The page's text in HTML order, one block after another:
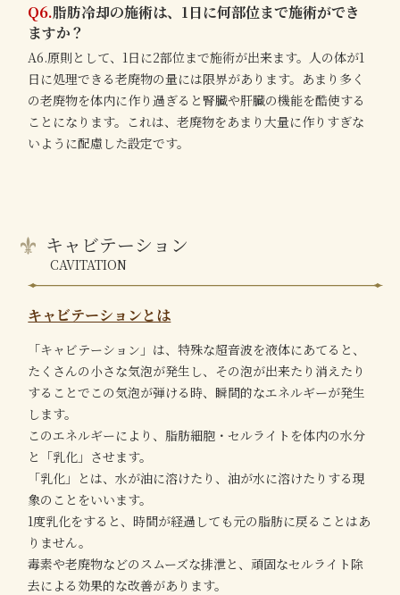
Q6.脂肪冷却の施術は、1日に何部位まで施術ができ
ますか？
A6.原則として、1日に2部位まで施術が出来ます。人の体が1
日に処理できる老廃物の量には限界があります。あまり多く
の老廃物を体内に作り過ぎると腎臓や肝臓の機能を酷使する
ことになります。これは、老廃物をあまり大量に作りすぎな
いように配慮した設定です。
キャビテーション
CAVITATION
キャビテーションとは
「キャビテーション」は、特殊な超音波を液体にあてると、
たくさんの小さな気泡が発生し、その泡が出来たり消えたり
することでこの気泡が弾ける時、瞬間的なエネルギーが発生
します。
このエネルギーにより、脂肪細胞・セルライトを体内の水分
と「乳化」させます。
「乳化」とは、水が油に溶けたり、油が水に溶けたりする現
象のことをいいます。
1度乳化をすると、時間が経過しても元の脂肪に戻ることはあ
りません。
毒素や老廃物などのスムーズな排泄と、頑固なセルライト除
去による効果的な改善があります。